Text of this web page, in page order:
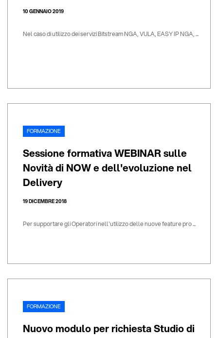
10 GENNAIO 2019
Nel caso di utilizzo dei servizi Bitstream NGA, VULA, EASY IP NGA, ...
FORMAZIONE
Sessione formativa WEBINAR sulle
Novità di NOW e dell'evoluzione nel
Delivery
19 DICEMBRE 2018
Per supportare gli Operatori nell'utilizzo delle nuove feature pro ...
FORMAZIONE
Nuovo modulo per richiesta Studio di